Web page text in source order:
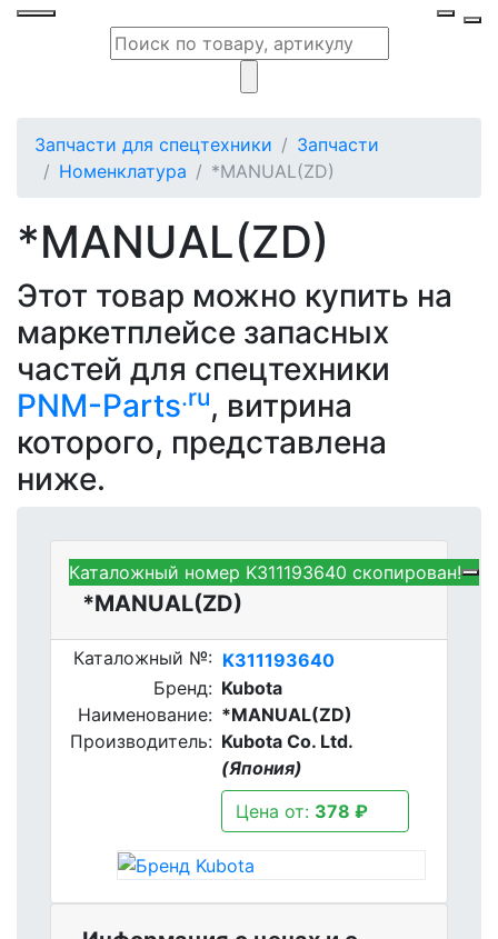
Запчасти для спецтехники
Запчасти
Номенклатура
*MANUAL(ZD)
*MANUAL(ZD)
Этот товар можно купить на
маркетплейсе запасных
частей для спецтехники
PNM-Parts.ru, витрина
которого, представлена
ниже.
Kubota K311193640 -
*MANUAL(ZD)
Каталожный №: K311193640
Бренд: Kubota
Наименование: *MANUAL(ZD)
Производитель: Kubota Co. Ltd.
(Япония)
Цена от: 378 ₽
Каталожный номер K311193640 скопирован!